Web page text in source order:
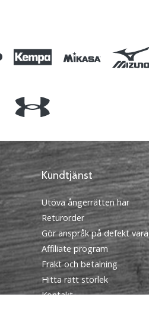
Kundtjänst
Utöva ångerrätten här
Returorder
Gör anspråk på defekt vara
Affiliate program
Frakt och betalning
Hitta rätt storlek
Kontakt